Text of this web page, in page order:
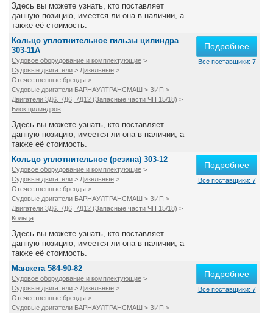
Здесь вы можете узнать, кто поставляет
данную позицию, имеется ли она в наличии, а
также её стоимость.
Кольцо уплотнительное гильзы цилиндра
303-11А
Судовое оборудование и комплектующие >
Судовые двигатели > Дизельные >
Отечественные бренды >
Судовые двигатели БАРНАУЛТРАНСМАШ > ЗИП >
Двигатели 3Д6, 7Д6, 7Д12 (Запасные части ЧН 15/18) >
Блок цилиндров
Здесь вы можете узнать, кто поставляет
данную позицию, имеется ли она в наличии, а
также её стоимость.
Подробнее
Все поставщики: 7
Кольцо уплотнительное (резина) 303-12
Судовое оборудование и комплектующие >
Судовые двигатели > Дизельные >
Отечественные бренды >
Судовые двигатели БАРНАУЛТРАНСМАШ > ЗИП >
Двигатели 3Д6, 7Д6, 7Д12 (Запасные части ЧН 15/18) >
Кольца
Здесь вы можете узнать, кто поставляет
данную позицию, имеется ли она в наличии, а
также её стоимость.
Подробнее
Все поставщики: 7
Манжета 584-90-82
Судовое оборудование и комплектующие >
Судовые двигатели > Дизельные >
Отечественные бренды >
Судовые двигатели БАРНАУЛТРАНСМАШ > ЗИП >
Подробнее
Все поставщики: 7